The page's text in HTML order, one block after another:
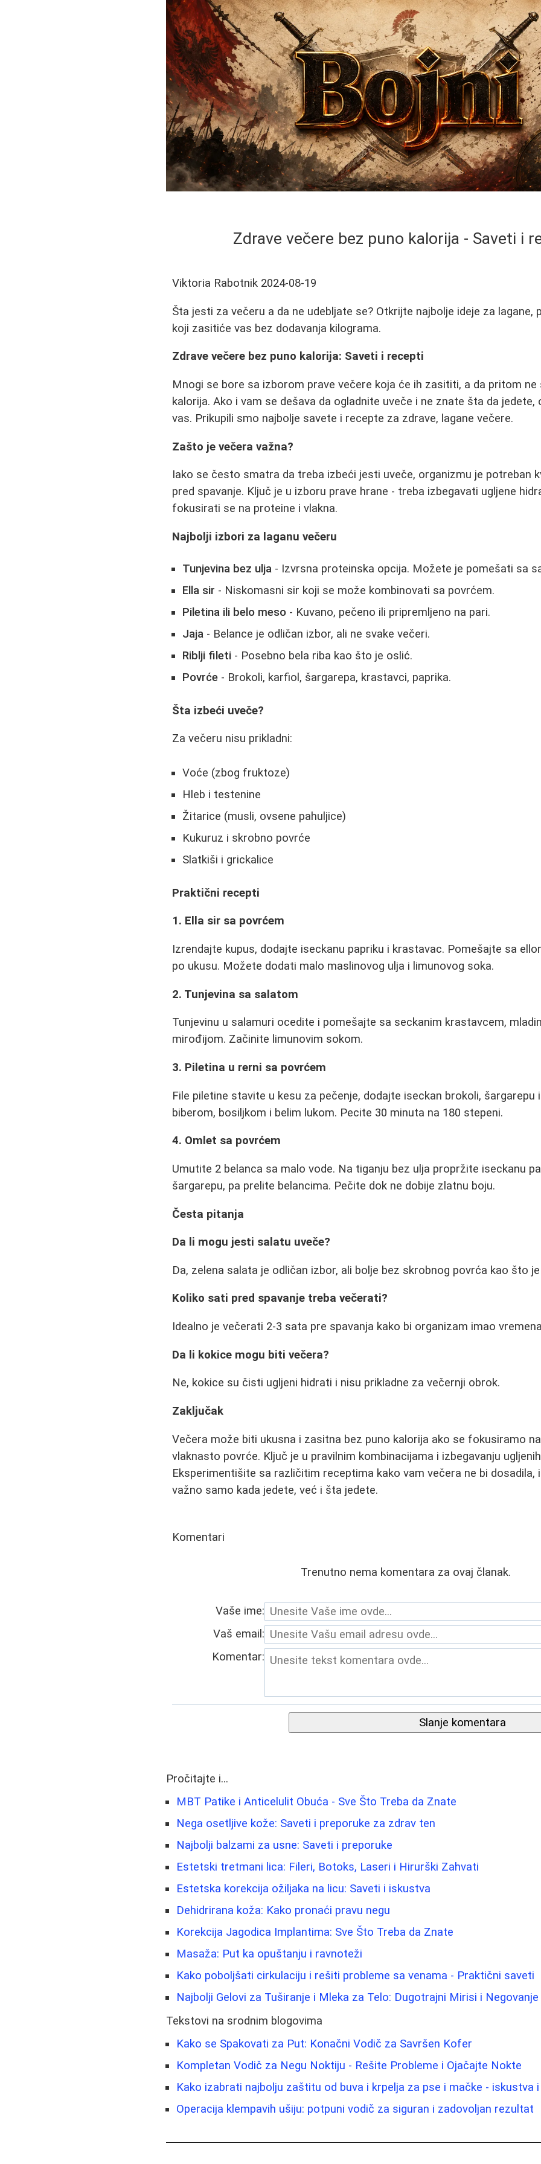
Zdrave večere bez puno kalorija - Saveti i
Viktoria Rabotnik 2024-08-19
Šta jesti za večeru a da ne udebljate se? Otkrijte najbolje ideje za lagane,
koji zasitiće vas bez dodavanja kilograma.
Zdrave večere bez puno kalorija: Saveti i recepti
Mnogi se bore sa izborom prave večere koja će ih zasititi, a da pritom ne
kalorija. Ako i vam se dešava da ogladnite uveče i ne znate šta da jedete,
vas. Prikupili smo najbolje savete i recepte za zdrave, lagane večere.
Zašto je večera važna?
Iako se često smatra da treba izbeći jesti uveče, organizmu je potreban
pred spavanje. Ključ je u izboru prave hrane - treba izbegavati ugljene
fokusirati se na proteine i vlakna.
Najbolji izbori za laganu večeru
Tunjevina bez ulja - Izvrsna proteinska opcija. Možete je pomešati sa
Ella sir - Niskomasni sir koji se može kombinovati sa povrćem.
Piletina ili belo meso - Kuvano, pečeno ili pripremljeno na pari.
Jaja - Belance je odličan izbor, ali ne svake večeri.
Riblji fileti - Posebno bela riba kao što je oslić.
Povrće - Brokoli, karfiol, šargarepa, krastavci, paprika.
Šta izbeći uveče?
Za večeru nisu prikladni:
Voće (zbog fruktoze)
Hleb i testenine
Žitarice (musli, ovsene pahuljice)
Kukuruz i skrobno povrće
Slatkiši i grickalice
Praktični recepti
1. Ella sir sa povrćem
Izrendajte kupus, dodajte iseckanu papriku i krastavac. Pomešajte sa
po ukusu. Možete dodati malo maslinovog ulja i limunovog soka.
2. Tunjevina sa salatom
Tunjevinu u salamuri ocedite i pomešajte sa seckanim krastavcem,
mirođijom. Začinite limunovim sokom.
3. Piletina u rerni sa povrćem
File piletine stavite u kesu za pečenje, dodajte iseckan brokoli, šargarepu
biberom, bosiljkom i belim lukom. Pecite 30 minuta na 180 stepeni.
4. Omlet sa povrćem
Umutite 2 belanca sa malo vode. Na tiganju bez ulja propržite iseckanu
šargarepu, pa prelite belancima. Pečite dok ne dobije zlatnu boju.
Česta pitanja
Da li mogu jesti salatu uveče?
Da, zelena salata je odličan izbor, ali bolje bez skrobnog povrća kao što
Koliko sati pred spavanje treba večerati?
Idealno je večerati 2-3 sata pre spavanja kako bi organizam imao
Da li kokice mogu biti večera?
Ne, kokice su čisti ugljeni hidrati i nisu prikladne za večernji obrok.
Zaključak
Večera može biti ukusna i zasitna bez puno kalorija ako se fokusiramo
vlaknasto povrće. Ključ je u pravilnim kombinacijama i izbegavanju
Eksperimentišite sa različitim receptima kako vam večera ne bi dosadila,
važno samo kada jedete, već i šta jedete.
Komentari
Trenutno nema komentara za ovaj članak.
Vaše ime:
Vaš email:
Komentar:
Slanje komentara
Pročitajte i...
MBT Patike i Anticelulit Obuća - Sve Što Treba da Znate
Nega osetljive kože: Saveti i preporuke za zdrav ten
Najbolji balzami za usne: Saveti i preporuke
Estetski tretmani lica: Fileri, Botoks, Laseri i Hirurški Zahvati
Estetska korekcija ožiljaka na licu: Saveti i iskustva
Dehidrirana koža: Kako pronaći pravu negu
Korekcija Jagodica Implantima: Sve Što Treba da Znate
Masaža: Put ka opuštanju i ravnoteži
Kako poboljšati cirkulaciju i rešiti probleme sa venama - Praktični saveti
Najbolji Gelovi za Tuširanje i Mleka za Telo: Dugotrajni Mirisi i
Tekstovi na srodnim blogovima
Kako se Spakovati za Put: Konačni Vodič za Savršen Kofer
Kompletan Vodič za Negu Noktiju - Rešite Probleme i Ojačajte Nokte
Kako izabrati najbolju zaštitu od buva i krpelja za pse i mačke - iskustva
Operacija klempavih ušiju: potpuni vodič za siguran i zadovoljan rezultat